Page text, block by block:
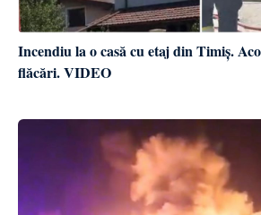
Incendiu la o casă cu etaj din Timiș.
flăcări. VIDEO